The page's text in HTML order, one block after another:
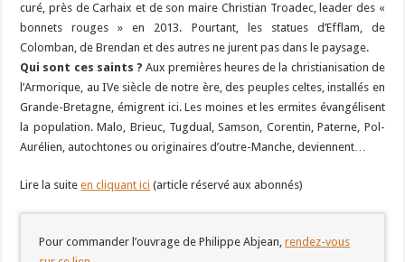
curé, près de Carhaix et de son maire Christian Troadec, leader des «
bonnets rouges » en 2013. Pourtant, les statues d’Efflam, de
Colomban, de Brendan et des autres ne jurent pas dans le paysage.
Qui sont ces saints ? Aux premières heures de la christianisation de
l’Armorique, au IVe siècle de notre ère, des peuples celtes, installés en
Grande-Bretagne, émigrent ici. Les moines et les ermites évangélisent
la population. Malo, Brieuc, Tugdual, Samson, Corentin, Paterne, Pol-
Aurélien, autochtones ou originaires d’outre-Manche, deviennent…
Lire la suiteen cliquant ici (article réservé aux abonnés)
Pour commander l’ouvrage de Philippe Abjean,rendez-vous